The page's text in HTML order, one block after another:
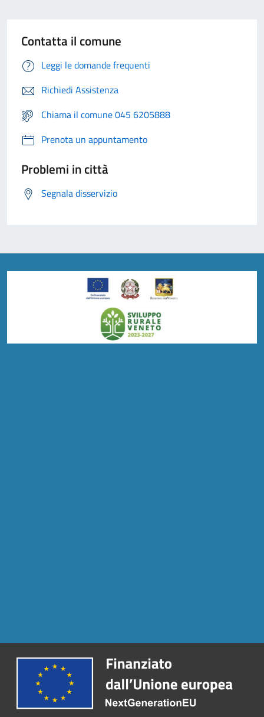
Contatta il comune
Leggi le domande frequenti
Richiedi Assistenza
Chiama il comune 045 6205888
Prenota un appuntamento
Problemi in città
Segnala disservizio